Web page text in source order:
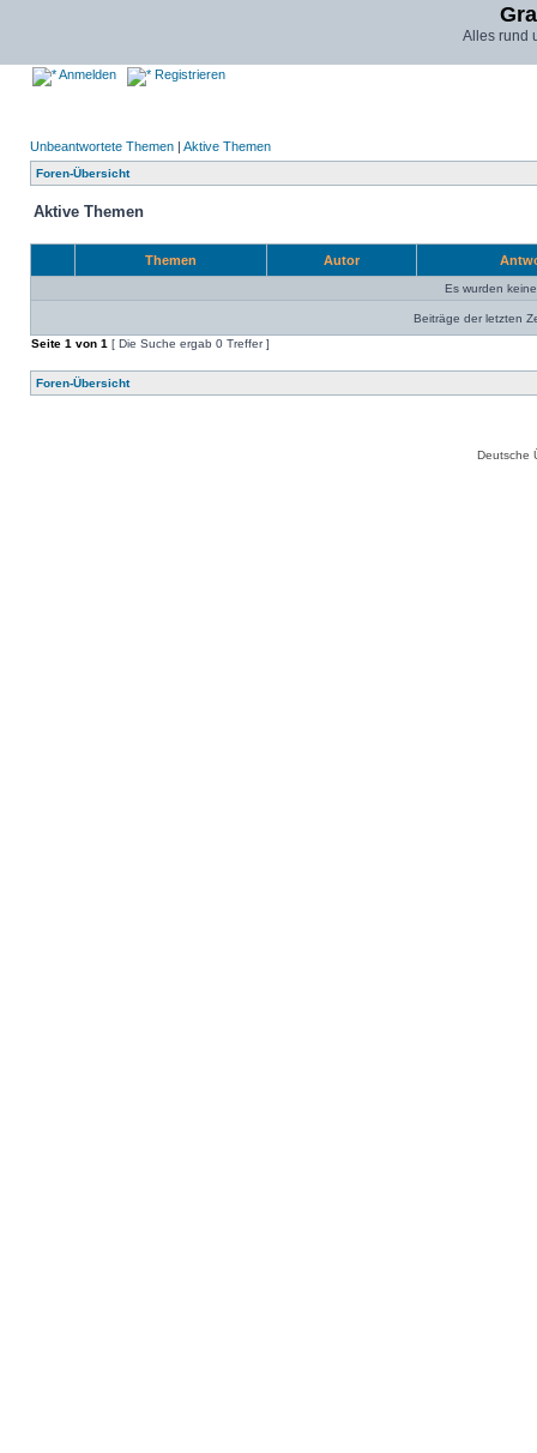
Alles rund
Anmelden Registrieren
Unbeantwortete Themen | Aktive Themen
Foren-Übersicht
Aktive Themen
Themen Autor
Es wurden
Beiträge der letzten
Seite 1 von 1 [ Die Suche ergab 0 Treffer ]
Foren-Übersicht
Deutsche